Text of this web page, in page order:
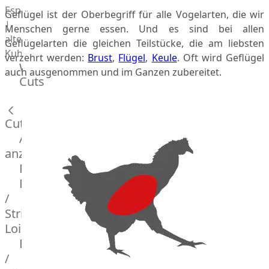
Espanola
|
alte
Kuh
Wagyu
Beef
Ranch
Wagyu
Japanisches
Wagyu
Beef
Japanisches
Kobe
Wagyu
Australian
Wagyu
Cuts
Cuts
Alle
anzeigen
Filet
Rumpsteak
/
Strip
Loin
Entrecote
/
Geflügel ist der Oberbegriff für alle Vogelarten, die wir
Menschen gerne essen. Und es sind bei allen
Geflügelarten die gleichen Teilstücke, die am liebsten
verzehrt werden: Brust, Flügel, Keule. Oft wird Geflügel
auch ausgenommen und im Ganzen zubereitet.